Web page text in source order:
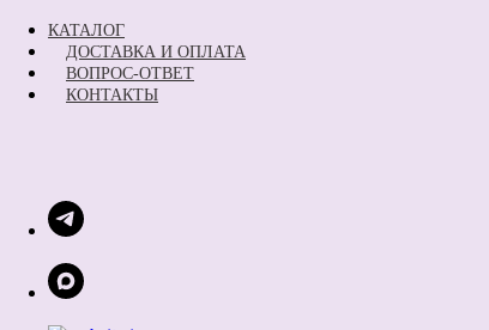
КАТАЛОГ
ДОСТАВКА И ОПЛАТА
ВОПРОС-ОТВЕТ
КОНТАКТЫ